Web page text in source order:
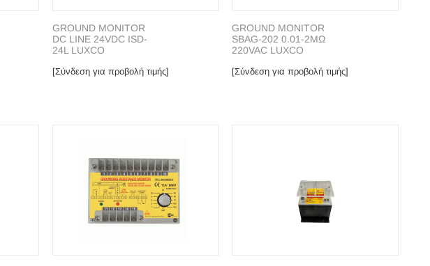
GROUND MONITOR
DC LINE 24VDC ISD-
24L LUXCO
[Σύνδεση για προβολή τιμής]
GROUND MONITOR
SBAG-202 0.01-2MΩ
220VAC LUXCO
[Σύνδεση για προβολή τιμής]